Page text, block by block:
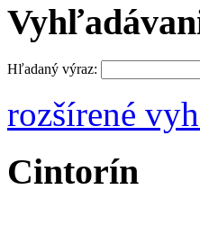
Hľadaný výraz:
rozšírené
Cintorín